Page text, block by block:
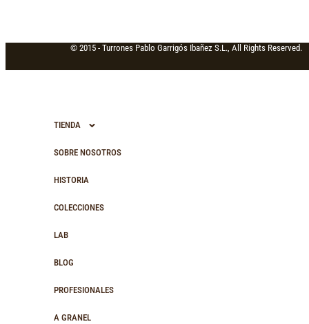
© 2015 - Turrones Pablo Garrigós Ibañez S.L., All Rights Reserved.
TIENDA
SOBRE NOSOTROS
HISTORIA
COLECCIONES
LAB
BLOG
PROFESIONALES
A GRANEL